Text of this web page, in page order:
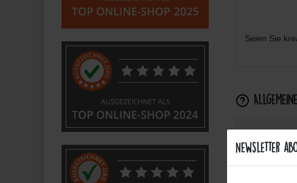
Newsletter
Seien Sie